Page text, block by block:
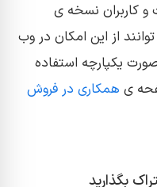
و کاربران نسخه ی
از این امکان در وب
یکپارچه استفاده
ی همکاری در فروش
بگذارید